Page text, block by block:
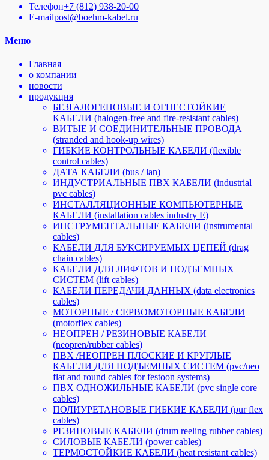
Телефон+7 (812) 938-20-00
E-mailpost@boehm-kabel.ru
Меню
Главная
о компании
новости
продукция
БЕЗГАЛОГЕНОВЫЕ И ОГНЕСТОЙКИЕ
КАБЕЛИ (halogen-free and fire-resistant cables)
ВИТЫЕ И СОЕДИНИТЕЛЬНЫЕ ПРОВОДА
(stranded and hook-up wires)
ГИБКИЕ КОНТРОЛЬНЫЕ КАБЕЛИ (flexible
control cables)
ДАТА КАБЕЛИ (bus / lan)
ИНДУСТРИАЛЬНЫЕ ПВХ КАБЕЛИ (industrial
pvc cables)
ИНСТАЛЛЯЦИОННЫЕ КОМПЬЮТЕРНЫЕ
КАБЕЛИ (installation cables industry E)
ИНСТРУМЕНТАЛЬНЫЕ КАБЕЛИ (instrumental
cables)
КАБЕЛИ ДЛЯ БУКСИРУЕМЫХ ЦЕПЕЙ (drag
chain cables)
КАБЕЛИ ДЛЯ ЛИФТОВ И ПОДЪЕМНЫХ
СИСТЕМ (lift cables)
КАБЕЛИ ПЕРЕДАЧИ ДАННЫХ (data electronics
cables)
МОТОРНЫЕ / СЕРВОМОТОРНЫЕ КАБЕЛИ
(motorflex cables)
НЕОПРЕН / РЕЗИНОВЫЕ КАБЕЛИ
(neopren/rubber cables)
ПВХ /НЕОПРЕН ПЛОСКИЕ И КРУГЛЫЕ
КАБЕЛИ ДЛЯ ПОДЪЕМНЫХ СИСТЕМ (pvc/neo
flat and round cables for festoon systems)
ПВХ ОДНОЖИЛЬНЫЕ КАБЕЛИ (pvc single core
cables)
ПОЛИУРЕТАНОВЫЕ ГИБКИЕ КАБЕЛИ (pur flex
cables)
РЕЗИНОВЫЕ КАБЕЛИ (drum reeling rubber cables)
СИЛОВЫЕ КАБЕЛИ (power cables)
ТЕРМОСТОЙКИЕ КАБЕЛИ (heat resistant cables)